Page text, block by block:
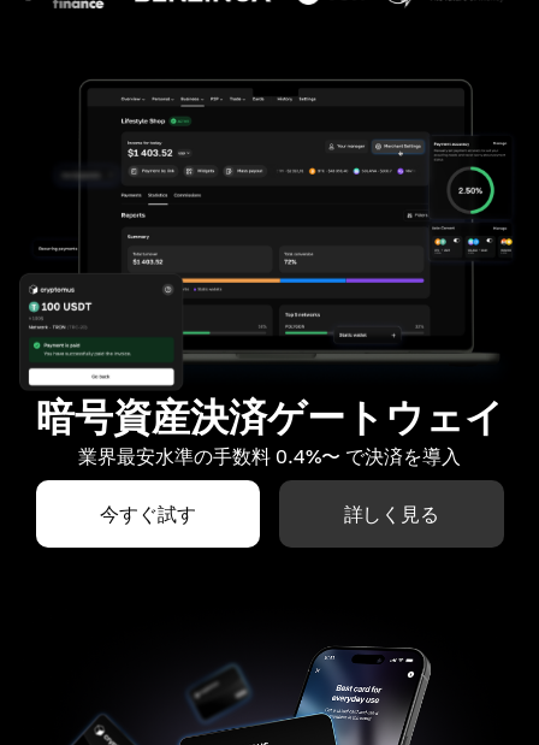
暗号資産決済ゲートウェイ
業界最安水準の手数料 0.4%〜 で決済を導入
今すぐ試す 詳しく見る